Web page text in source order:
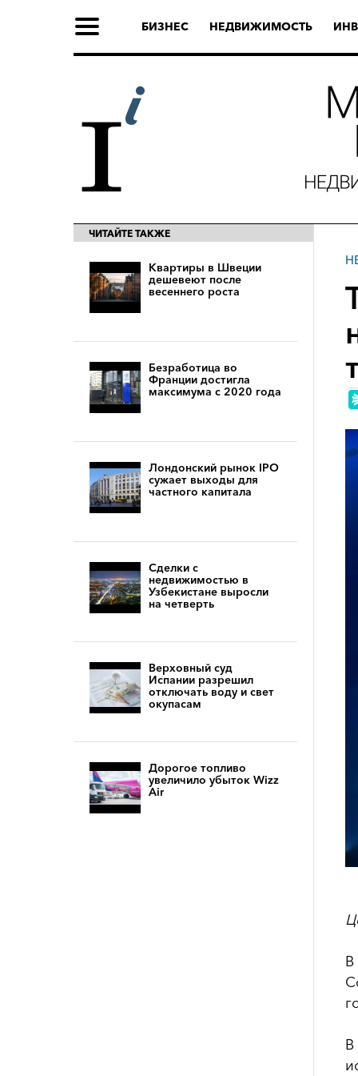
БИЗНЕС НЕДВИЖИМОСТЬ
ЧИТАЙТЕ ТАКЖЕ
Квартиры в Швеции
дешевеют после
весеннего роста
Безработица во
Франции достигла
максимума с 2020 года
Лондонский рынок IPO
сужает выходы для
частного капитала
Сделки с
недвижимостью в
Узбекистане выросли
на четверть
Верховный суд
Испании разрешил
отключать воду и свет
окупасам
Дорогое топливо
увеличило убыток Wizz
Air
В
В